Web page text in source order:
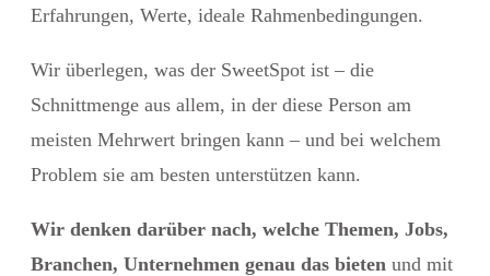
Erfahrungen, Werte, ideale Rahmenbedingungen.
Wir überlegen, was der SweetSpot ist – die
Schnittmenge aus allem, in der diese Person am
meisten Mehrwert bringen kann – und bei welchem
Problem sie am besten unterstützen kann.
Wir denken darüber nach, welche Themen, Jobs,
Branchen, Unternehmen genau das bieten und mit